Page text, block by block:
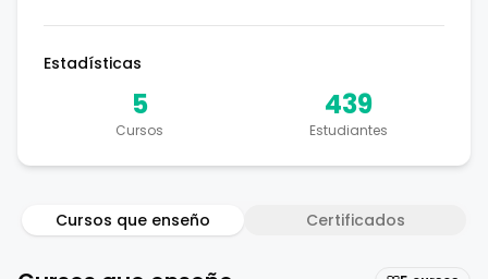
Estadísticas
5
Cursos
439
Estudiantes
Cursos que enseño Certificados